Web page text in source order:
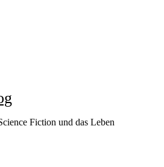
Fiction und das Leben